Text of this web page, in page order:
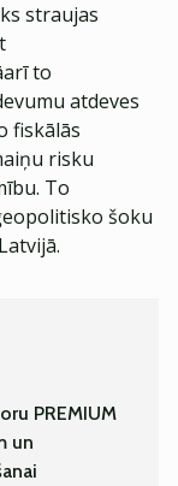
straujas
to
atdeves
fiskālās
risku
To
šoku
PREMIUM
un